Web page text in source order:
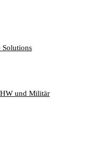
Solutions
und Militär